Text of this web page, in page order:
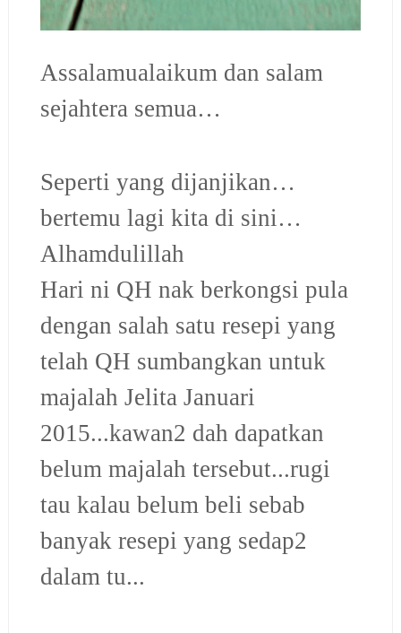
Assalamualaikum dan salam
sejahtera semua…
Seperti yang dijanjikan…
bertemu lagi kita di sini…
Alhamdulillah
Hari ni QH nak berkongsi pula
dengan salah satu resepi yang
telah QH sumbangkan untuk
majalah Jelita Januari
2015...kawan2 dah dapatkan
belum majalah tersebut...rugi
tau kalau belum beli sebab
banyak resepi yang sedap2
dalam tu...